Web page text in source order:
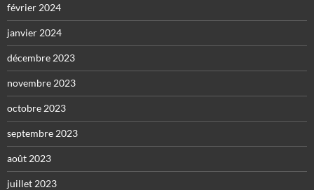
février 2024
janvier 2024
décembre 2023
novembre 2023
octobre 2023
septembre 2023
août 2023
juillet 2023